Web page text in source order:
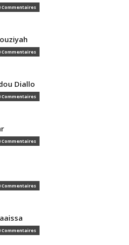
Commentaires
Commentaires
Diallo
Commentaires
Commentaires
Commentaires
Commentaires